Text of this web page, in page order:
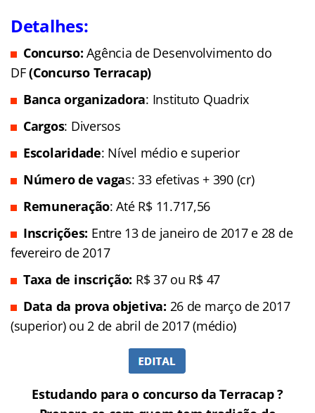
Detalhes:
Concurso:Agência de Desenvolvimento do
DF(Concurso Terracap)
Banca organizadora: Instituto Quadrix
Cargos: Diversos
Escolaridade: Nível médio e superior
Número de vagas: 33 efetivas + 390 (cr)
Remuneração: Até R$ 11.717,56
Inscrições: Entre 13 de janeiro de 2017 e 28 de
fevereiro de 2017
Taxa de inscrição: R$ 37 ou R$ 47
Data da prova objetiva: 26 de março de 2017
(superior) ou 2 de abril de 2017 (médio)
Estudando para o concurso da Terracap ?